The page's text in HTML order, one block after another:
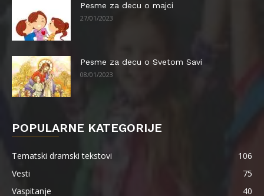
Pesme za decu o majci
27/01/2023
Pesme za decu o Svetom Savi
08/01/2023
POPULARNE KATEGORIJE
Tematski dramski tekstovi
106
Vesti
75
Vaspitanje
40